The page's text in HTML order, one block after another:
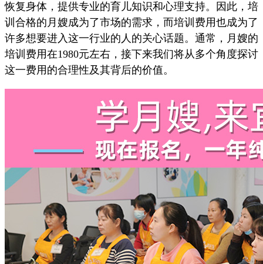
恢复身体，提供专业的育儿知识和心理支持。因此，培
训合格的月嫂成为了市场的需求，而培训费用也成为了
许多想要进入这一行业的人的关心话题。通常，月嫂的
培训费用在1980元左右，接下来我们将从多个角度探讨
这一费用的合理性及其背后的价值。